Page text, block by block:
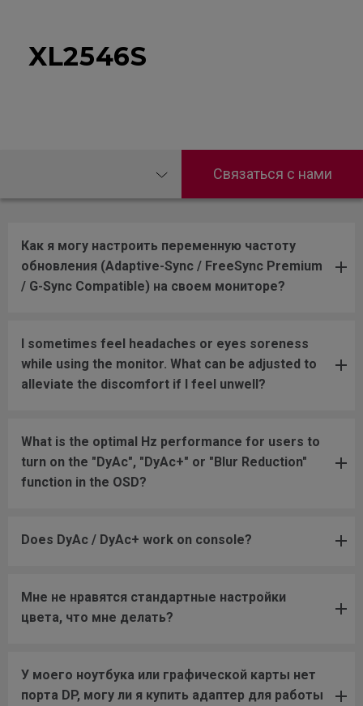
XL2546S
Связаться с нами
Как я могу настроить переменную частоту
обновления (Adaptive-Sync / FreeSync Premium
/ G-Sync Compatible) на своем мониторе?
I sometimes feel headaches or eyes soreness
while using the monitor. What can be adjusted to
alleviate the discomfort if I feel unwell?
What is the optimal Hz performance for users to
turn on the "DyAc", "DyAc+" or "Blur Reduction"
function in the OSD?
Does DyAc / DyAc+ work on console?
Мне не нравятся стандартные настройки
цвета, что мне делать?
У моего ноутбука или графической карты нет
порта DP, могу ли я купить адаптер для работы